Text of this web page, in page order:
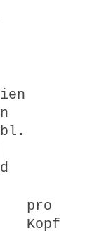
pro
Kopf